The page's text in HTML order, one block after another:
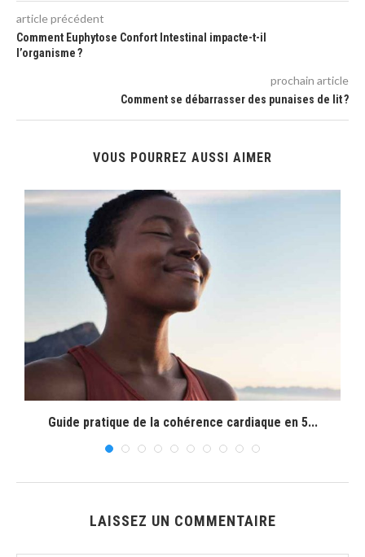
article précédent
Comment Euphytose Confort Intestinal impacte-t-il
l’organisme ?
prochain article
Comment se débarrasser des punaises de lit ?
VOUS POURREZ AUSSI AIMER
Guide pratique de la cohérence cardiaque en 5...
LAISSEZ UN COMMENTAIRE